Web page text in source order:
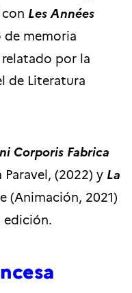
con Les Années
de memoria
por la
de Literatura
Corporis Fabrica
(2022) y La
(Animación, 2021)
edición.